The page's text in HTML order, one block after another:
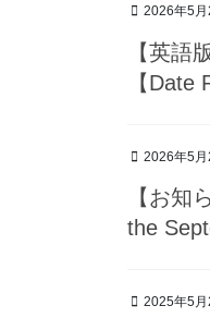
2026年5月
【英語
【
2026年5月
【お知
the
2025年5月